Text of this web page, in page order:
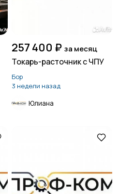
257 400 ₽ за месяц
Токарь-расточник с ЧПУ
Бор
3 недели назад
Юлиана